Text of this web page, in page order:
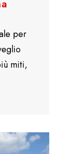
per
miti,